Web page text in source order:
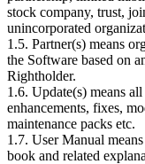
stock company, trust,
unincorporated
1.5. Partner(s) means
the Software based on
Rightholder.
1.6. Update(s) means
enhancements, fixes,
maintenance packs etc.
1.7. User Manual
book and related